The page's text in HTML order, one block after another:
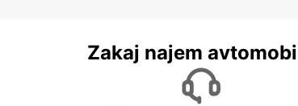
Zakaj najem